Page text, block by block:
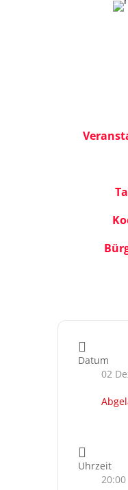
Datum
02
Uhrzeit
20:00